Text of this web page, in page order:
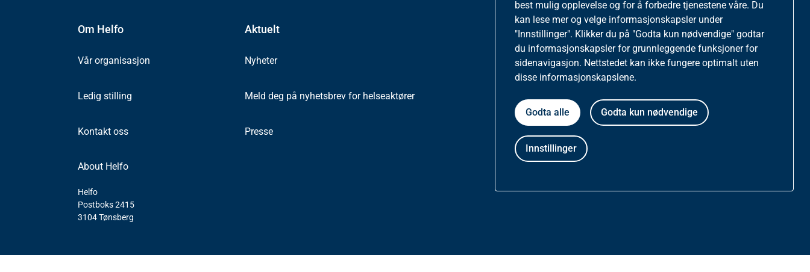
best mulig opplevelse og for å forbedre tjenestene våre. Du
kan lese mer og velge informasjonskapsler under
"Innstillinger". Klikker du på "Godta kun nødvendige" godtar
du informasjonskapsler for grunnleggende funksjoner for
sidenavigasjon. Nettstedet kan ikke fungere optimalt uten
disse informasjonskapslene.
Godta alle Godta kun nødvendige
Innstillinger
Om Helfo
Vår organisasjon
Ledig stilling
Kontakt oss
About Helfo
Helfo
Postboks 2415
3104 Tønsberg
Aktuelt
Nyheter
Meld deg på nyhetsbrev for helseaktører
Presse
Om nettstedet
Besøksstatistikk og informasjonskapsler på helfo.no